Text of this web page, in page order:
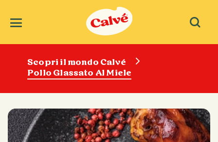
Scopri il mondo Calvé
Pollo Glassato Al Miele